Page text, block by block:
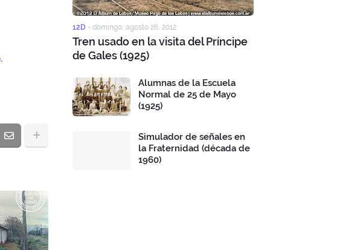
.
12D - domingo, agosto 26, 2012
Tren usado en la visita del Príncipe
de Gales (1925)
Alumnas de la Escuela
Normal de 25 de Mayo
(1925)
Simulador de señales en
la Fraternidad (década de
1960)